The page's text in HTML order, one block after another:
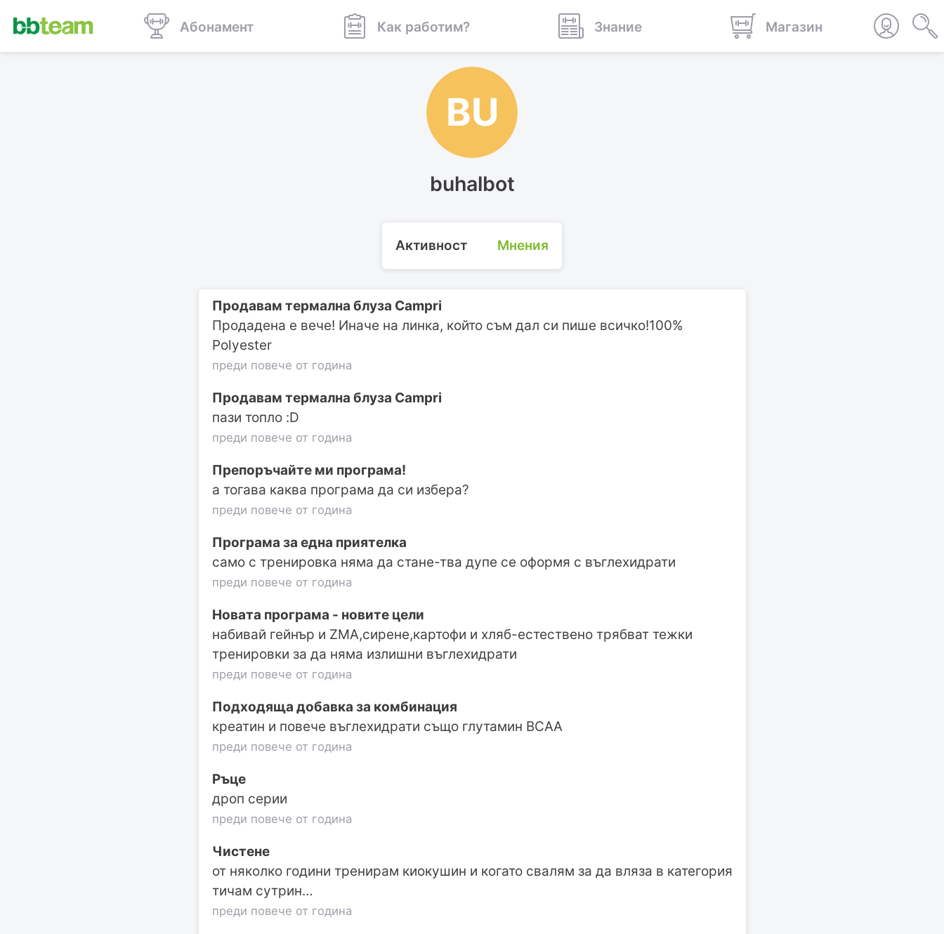
Абонамент Как работим? Знание Магазин
BU
buhalbot
Активност Мнения
Продавам термална блуза Campri
Продадена е вече! Иначе на линка, който съм дал си пише всичко!100%
Polyester
преди повече от година
Продавам термална блуза Campri
пази топло :D
преди повече от година
Препоръчайте ми програма!
а тогава каква програма да си избера?
преди повече от година
Програма за една приятелка
само с тренировка няма да стане-тва дупе се оформя с въглехидрати
преди повече от година
Новата програма - новите цели
набивай гейнър и ZMA,сирене,картофи и хляб-естествено трябват тежки
тренировки за да няма излишни въглехидрати
преди повече от година
Подходяща добавка за комбинация
креатин и повече въглехидрати също глутамин BCAA
преди повече от година
Ръце
дроп серии
преди повече от година
Чистене
от няколко години тренирам киокушин и когато свалям за да вляза в категория
тичам сутрин…
преди повече от година